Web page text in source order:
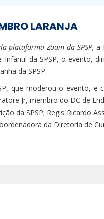
LARANJA
plataforma Zoom da SPSP, a
da SPSP, o evento,
da SPSP.
que moderou o evento, e
Jr, membro do DC de
da SPSP; Regis Ricardo
da Diretoria de